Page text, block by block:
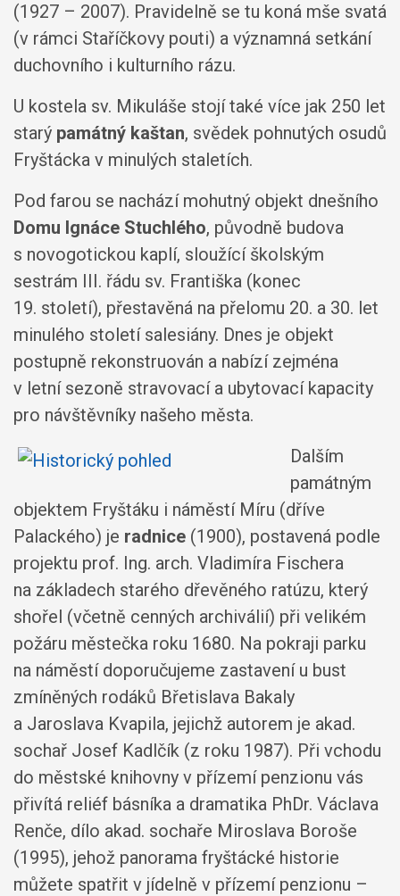
(1927 – 2007). Pravidelně se tu koná mše svatá
(v rámci Staříčkovy pouti) a významná setkání
duchovního i kulturního rázu.
U kostela sv. Mikuláše stojí také více jak 250 let
starý památný kaštan, svědek pohnutých osudů
Fryštácka v minulých staletích.
Pod farou se nachází mohutný objekt dnešního
Domu Ignáce Stuchlého, původně budova
s novogotickou kaplí, sloužící školským
sestrám III. řádu sv. Františka (konec
19. století), přestavěná na přelomu 20. a 30. let
minulého století salesiány. Dnes je objekt
postupně rekonstruován a nabízí zejména
v letní sezoně stravovací a ubytovací kapacity
pro návštěvníky našeho města.
Dalším
památným
objektem Fryštáku i náměstí Míru (dříve
Palackého) je radnice (1900), postavená podle
projektu prof. Ing. arch. Vladimíra Fischera
na základech starého dřevěného ratúzu, který
shořel (včetně cenných archiválií) při velikém
požáru městečka roku 1680. Na pokraji parku
na náměstí doporučujeme zastavení u bust
zmíněných rodáků Břetislava Bakaly
a Jaroslava Kvapila, jejichž autorem je akad.
sochař Josef Kadlčík (z roku 1987). Při vchodu
do městské knihovny v přízemí penzionu vás
přivítá reliéf básníka a dramatika PhDr. Václava
Renče, dílo akad. sochaře Miroslava Boroše
(1995), jehož panorama fryštácké historie
můžete spatřit v jídelně v přízemí penzionu –